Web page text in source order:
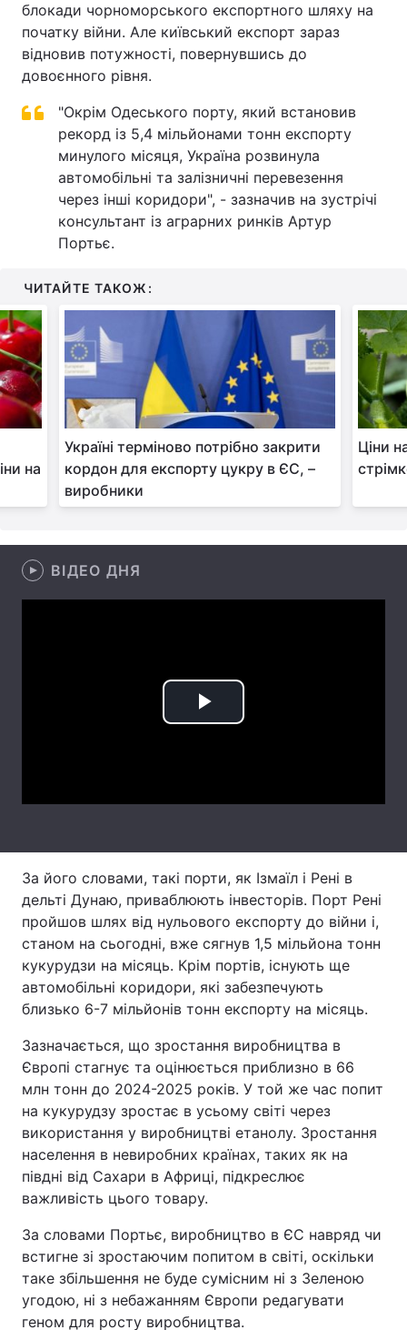
Здоров'я Туризм
Цікавинки Погода
Лонгріди
Відео з Youtube
Інтерв'ю Думки
Контакти
Послуги
Тема оформлення
блокади чорноморського експортного шляху на
початку війни. Але київський експорт зараз
відновив потужності, повернувшись до
довоєнного рівня.
"Окрім Одеського порту, який встановив
рекорд із 5,4 мільйонами тонн експорту
минулого місяця, Україна розвинула
автомобільні та залізничні перевезення
через інші коридори", - зазначив на зустрічі
консультант із аграрних ринків Артур
Портьє.
ЧИТАЙТЕ ТАКОЖ:
на
Україні терміново потрібно закрити
кордон для експорту цукру в ЄС, –
виробники
Ціни
ВІДЕО ДНЯ
Play
За його словами, такі порти, як Ізмаїл і Рені в
дельті Дунаю, приваблюють інвесторів. Порт Рені
пройшов шлях від нульового експорту до війни і,
станом на сьогодні, вже сягнув 1,5 мільйона тонн
кукурудзи на місяць. Крім портів, існують ще
автомобільні коридори, які забезпечують
близько 6-7 мільйонів тонн експорту на місяць.
Зазначається, що зростання виробництва в
Європі стагнує та оцінюється приблизно в 66
млн тонн до 2024-2025 років. У той же час попит
на кукурудзу зростає в усьому світі через
використання у виробництві етанолу. Зростання
населення в невиробних країнах, таких як на
півдні від Сахари в Африці, підкреслює
важливість цього товару.
За словами Портьє, виробництво в ЄС навряд чи
встигне зі зростаючим попитом в світі, оскільки
таке збільшення не буде сумісним ні з Зеленою
угодою, ні з небажанням Європи редагувати
геном для росту виробництва.